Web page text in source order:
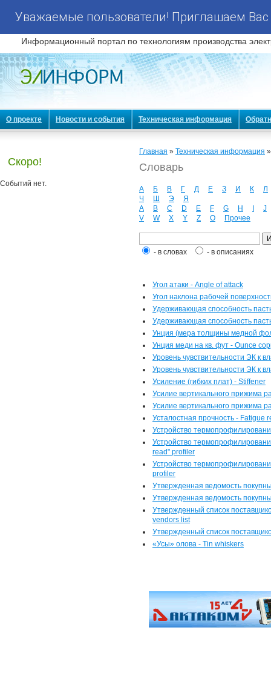
Уважаемые пользователи! Приглашаем
Информационный портал по технологиям производства
О проекте Новости и события Техническая информация
Скоро!
Событий нет.
Главная » Техническая информация
Словарь
А Б В Г Д Е З И К
Л
Ч
Ш Э
Я
A
B C D E F G H
J
V
W X Y Z О Прочее
- в словах - в описаниях
Угол атаки - Angle of attack
Угол наклона рабочей
Удерживающая способность
Удерживающая способность
Унция (мера толщины медной
Унция меди на кв. фут - Оunce
Уровень чувствительности ЭК к
Уровень чувствительности ЭК к
Усиление (гибких плат) - Stiffener
Усилие вертикального прижима
Усилие вертикального прижима
Усталостная прочность - Fatigue
Устройство
Устройство
read" profiler
Устройство
profiler
Утвержденная ведомость
Утвержденная ведомость
Утвержденный список
vendors list
Утвержденный список
«Усы» олова - Tin whiskers